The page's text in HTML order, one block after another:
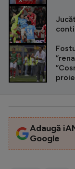
Adaugă
Google